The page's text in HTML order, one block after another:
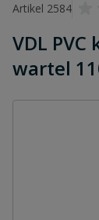
Artikel 2584
VDL
wartel